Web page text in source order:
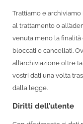
Trattiamo e
al trattamento o
venuta meno la finalità
bloccati o cancellati.
all’archiviazione oltre
vostri dati una volta
dalla legge.
Diritti dell’utente